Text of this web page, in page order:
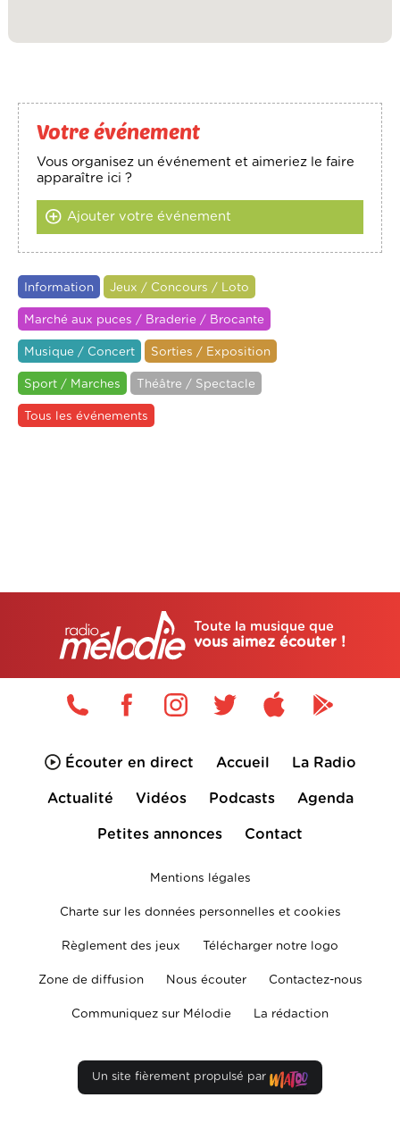
Votre événement
Vous organisez un événement et aimeriez le faire
apparaître ici ?
Ajouter votre événement
Information Jeux / Concours / Loto
Marché aux puces / Braderie / Brocante
Musique / Concert Sorties / Exposition
Sport / Marches Théâtre / Spectacle
Tous les événements
Toute la musique que
vous aimez écouter !
Écouter en direct Accueil La Radio
Actualité Vidéos Podcasts Agenda
Petites annonces Contact
Mentions légales
Charte sur les données personnelles et cookies
Règlement des jeux Télécharger notre logo
Zone de diffusion Nous écouter Contactez-nous
Communiquez sur Mélodie La rédaction
Un site fièrement propulsé par